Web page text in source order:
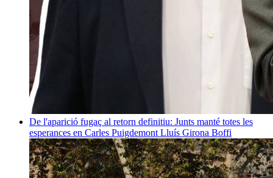
De l'aparició fugaç al retorn definitiu: Junts manté totes les
esperances en Carles Puigdemont Lluís Girona Boffi